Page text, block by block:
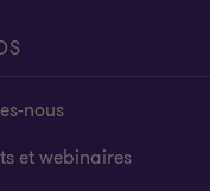
nous
et webinaires